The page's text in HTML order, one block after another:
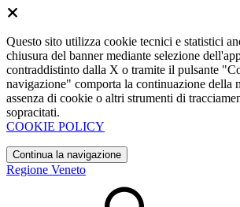
Questo sito utilizza cookie tecnici e statistici
chiusura del banner mediante selezione
contraddistinto dalla X o tramite il pulsante
navigazione" comporta la continuazione della
assenza di cookie o altri strumenti di
sopracitati.
COOKIE POLICY
Continua la navigazione
Regione Veneto